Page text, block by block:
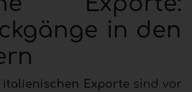
in den
italienischen Exporte sind vor